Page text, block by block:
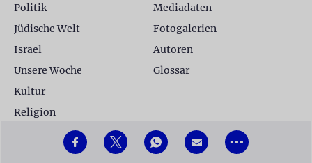
•••
Politik
Jüdische Welt
Israel
Unsere Woche
Kultur
Religion
Gemeinden
Mediadaten
Fotogalerien
Autoren
Glossar